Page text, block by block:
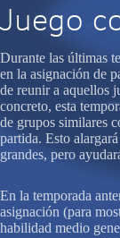
Juego
Durante las últimas
en la asignación de
de reunir a aquellos
concreto, esta
de grupos similares
partida. Esto
grandes, pero
En la temporada
asignación (para
habilidad medio